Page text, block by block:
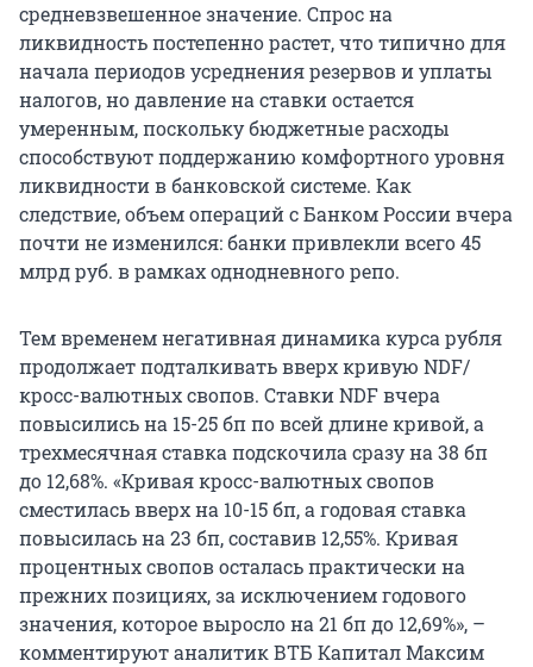
средневзвешенное значение. Спрос на
ликвидность постепенно растет, что типично для
начала периодов усреднения резервов и уплаты
налогов, но давление на ставки остается
умеренным, поскольку бюджетные расходы
способствуют поддержанию комфортного уровня
ликвидности в банковской системе. Как
следствие, объем операций с Банком России вчера
почти не изменился: банки привлекли всего 45
млрд руб. в рамках однодневного репо.
Тем временем негативная динамика курса рубля
продолжает подталкивать вверх кривую NDF/
кросс-валютных свопов. Ставки NDF вчера
повысились на 15-25 бп по всей длине кривой, а
трехмесячная ставка подскочила сразу на 38 бп
до 12,68%. «Кривая кросс-валютных свопов
сместилась вверх на 10-15 бп, а годовая ставка
повысилась на 23 бп, составив 12,55%. Кривая
процентных свопов осталась практически на
прежних позициях, за исключением годового
значения, которое выросло на 21 бп до 12,69%», –
комментируют аналитик ВТБ Капитал Максим